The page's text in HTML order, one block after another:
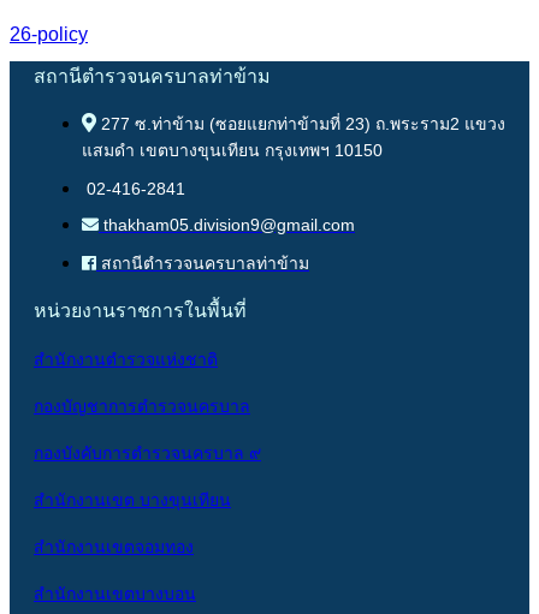
26-policy
สถานีตำรวจนครบาลท่าข้าม
277 ซ.ท่าข้าม (ซอยแยกท่าข้ามที่ 23) ถ.พระราม2 แขวง
แสมดำ เขตบางขุนเทียน กรุงเทพฯ 10150
02-416-2841
thakham05.division9@gmail.com
สถานีตำรวจนครบาลท่าข้าม
หน่วยงานราชการในพื้นที่
สำนักงานตำรวจแห่งชาติ
กองบัญชาการตำรวจนครบาล
กองบังคับการตำรวจนครบาล ๙
สำนักงานเขต บางขุนเทียน
สำนักงานเขตจอมทอง
สำนักงานเขตบางบอน